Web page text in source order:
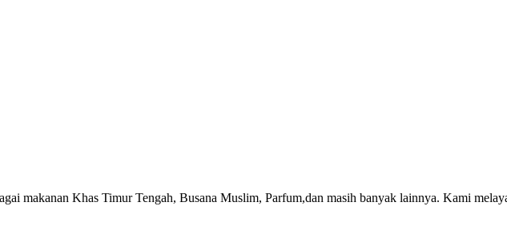
makanan Khas Timur Tengah, Busana Muslim, Parfum,dan masih banyak lainnya. Kami